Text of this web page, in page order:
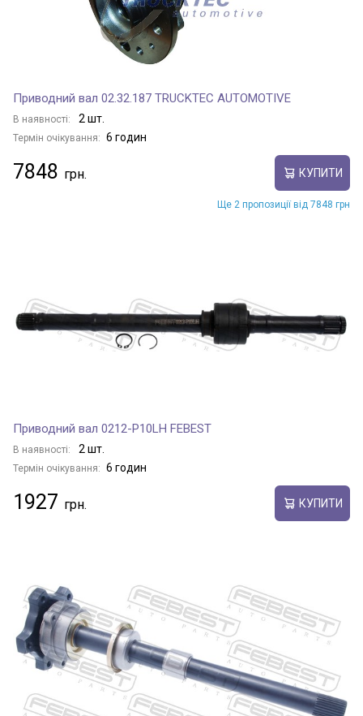
Приводний вал 02.32.187 TRUCKTEC AUTOMOTIVE
В наявності: 2 шт.
Термін очікування: 6 годин
7848 КУПИТИ
Ще 2 пропозиції від 7848 грн
Приводний вал 0212-P10LH FEBEST
В наявності: 2 шт.
Термін очікування: 6 годин
1927 КУПИТИ